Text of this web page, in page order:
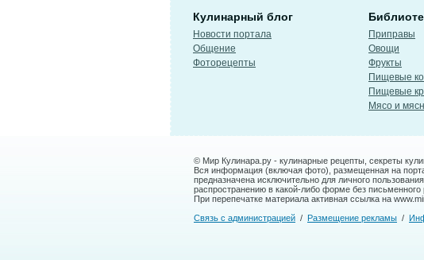
Кулинарный блог
Новости портала
Общение
Фоторецепты
Приправы
Овощи
Фрукты
Пищевые
Пищевые
Мясо и
© Мир Кулинара.ру - кулинарные рецепты, секреты
Вся информация (включая фото), размещенная на
предназначена исключительно для личного
распространению в какой-либо форме без
При перепечатке материала активная ссылка на
Связь с администрацией / Размещение рекламы /